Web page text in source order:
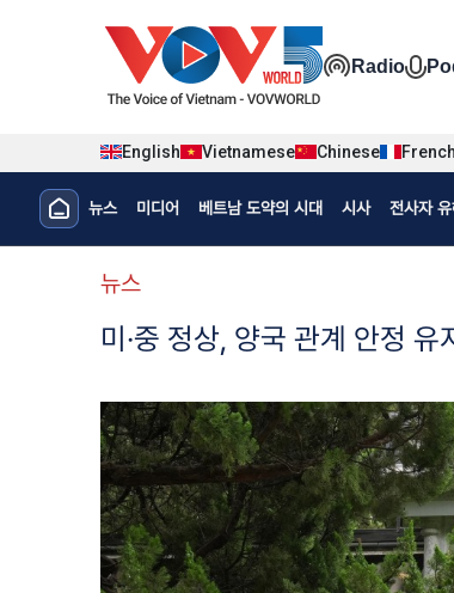
ĐaRadio
English Vietnamese Chinese French
Menu trang chủ tiếng Hàn
뉴스 미디어 베트남 도약의 시대 시사 전사자
menu phụ tiếng Hàn
뉴스
미·중 정상, 양국 관계 안정